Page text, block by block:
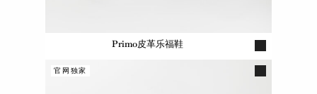
Primo皮革乐福鞋
官网独家